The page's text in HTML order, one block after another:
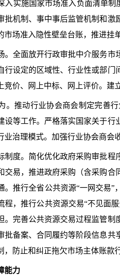
施国家市场准入负面清单制
批机制、事中事后监管机制和
市场准入隐性壁垒台账，推进
面放开行政审批中介服务市
行设定的区域性、行业性或部
竞价、网上中标、网上评价。
推动行业协会商会制定完善行
设等工作。严格落实国家关于
业治理模式。加强行业协会商
。简化优化政府采购审批程
交易，推进政府采购（含采购
。推行全省公共资源“一网交易
程，推行公共资源交易“不见面
。完善公共资源交易过程监管
批备案、合同履约等阶段信息
，防止和纠正拖欠市场主体账
能力